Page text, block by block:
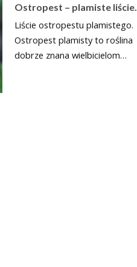
Ostropest – plamiste liście.
Liście ostropestu plamistego.
Ostropest plamisty to roślina
dobrze znana wielbicielom…